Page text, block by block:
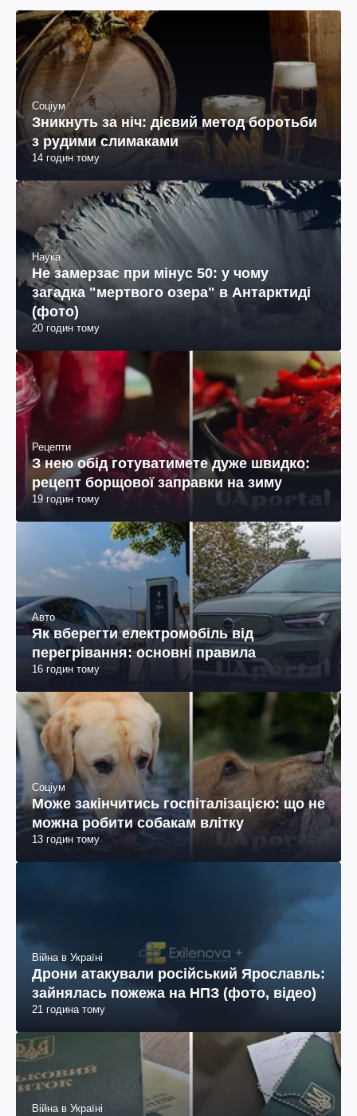
Соціум
Зникнуть за ніч: дієвий метод боротьби
з рудими слимаками
14 годин тому
Наука
Не замерзає при мінус 50: у чому
загадка "мертвого озера" в Антарктиді
(фото)
20 годин тому
Рецепти
З нею обід готуватимете дуже швидко:
рецепт борщової заправки на зиму
19 годин тому
Авто
Як вберегти електромобіль від
перегрівання: основні правила
16 годин тому
Соціум
Може закінчитись госпіталізацією: що не
можна робити собакам влітку
13 годин тому
Війна в Україні
Дрони атакували російський Ярославль:
зайнялась пожежа на НПЗ (фото, відео)
21 година тому
Війна в Україні